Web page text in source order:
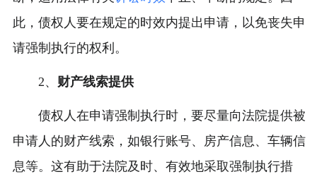
此，债权人要在规定的时效内提出申请，以免丧失申
请强制执行的权利。
2、 财产线索提供
债权人在申请强制执行时，要尽量向法院提供被
申请人的财产线索，如银行账号、房产信息、车辆信
息等。这有助于法院及时、有效地采取强制执行措